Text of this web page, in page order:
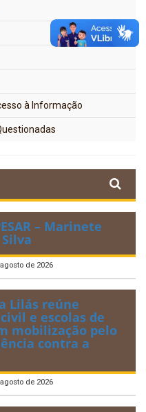
à Informação
– Marinete
de 2026
Lilás reúne
e escolas de
mobilização pelo
contra a
de 2026